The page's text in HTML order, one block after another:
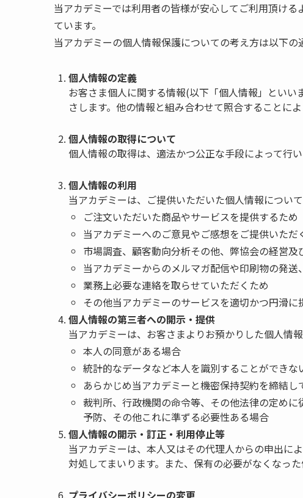
当アカデミーでは利用者の皆様が安心してご利用頂け
ています。
当アカデミーの個人情報保護についての考え方は以下の
個人情報の定義
お客さま個人に関する情報(以下「個人情報」とい
さします。他の情報と組み合わせて照合することに
個人情報の取得について
個人情報の取得は、適法かつ公正な手段によって行い
個人情報の利用
当アカデミーは、ご提供いただいた個人情報につい
ご注文いただいた商品やサービスを提供するため
当アカデミーへのご意見やご感想をご提供いただ
市場調査、顧客動向分析その他、弊協会の経営
当アカデミーからのメルマガ配信や印刷物の発
業務上必要な連絡を取らせていただくため
その他当アカデミーのサービスを適切かつ円滑に
個人情報の第三者への開示・提供
当アカデミーは、お客さまよりお預かりした個人情
本人の同意がある場合
統計的なデータなど本人を識別することができ
あらかじめ当アカデミーと機密保持契約を締結
裁判所、行政機関の命令等、その他法律の定め
予防、その他これに準ずる必要性ある場合
個人情報の開示・訂正・利用停止等
当アカデミーは、本人又はその代理人からの申出に
対処してまいります。また、保有の必要がなくなっ
プライバシーポリシーの変更